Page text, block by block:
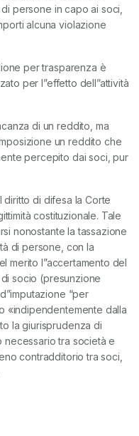
persone in capo ai soci,
alcuna violazione
per trasparenza è
per l”effetto dell”attività
di un reddito, ma
un reddito che
percepito dai soci, pur
di difesa la Corte
costituzionale. Tale
nonostante la tassazione
di persone, con la
merito l”accertamento del
socio (presunzione
“per
«indipendentemente dalla
la giurisprudenza di
necessario tra società e
contradditorio tra soci,